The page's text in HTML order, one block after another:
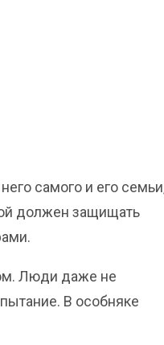
самого и его
должен защищать
Люди даже не
В особняке